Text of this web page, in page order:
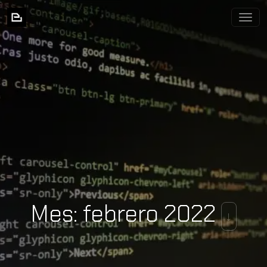
BIXNIA
Mes:febrero 2022 ↓